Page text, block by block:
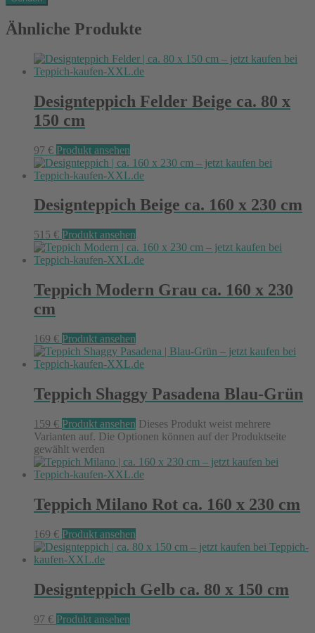
Ähnliche Produkte
Designteppich Felder Beige ca. 80 x
150 cm
97 € Produkt ansehen
Designteppich Beige ca. 160 x 230 cm
515 € Produkt ansehen
Teppich Modern Grau ca. 160 x 230
cm
169 € Produkt ansehen
Teppich Shaggy Pasadena Blau-Grün
159 € Produkt ansehen Dieses Produkt weist mehrere
Varianten auf. Die Optionen können auf der Produktseite
gewählt werden
Teppich Milano Rot ca. 160 x 230 cm
169 € Produkt ansehen
Designteppich Gelb ca. 80 x 150 cm
97 € Produkt ansehen